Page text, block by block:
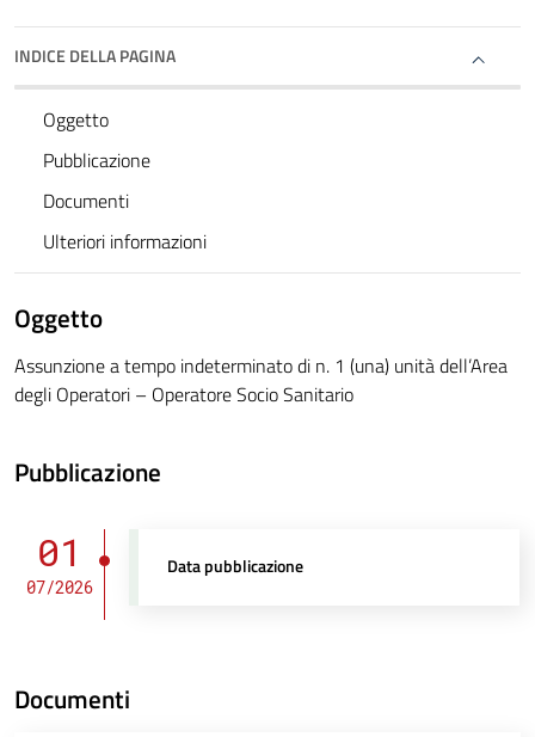
INDICE DELLA PAGINA
Oggetto
Pubblicazione
Documenti
Ulteriori informazioni
Oggetto
Assunzione a tempo indeterminato di n. 1 (una) unità dell’Area
degli Operatori – Operatore Socio Sanitario
Pubblicazione
01
07/2026
Data pubblicazione
Documenti